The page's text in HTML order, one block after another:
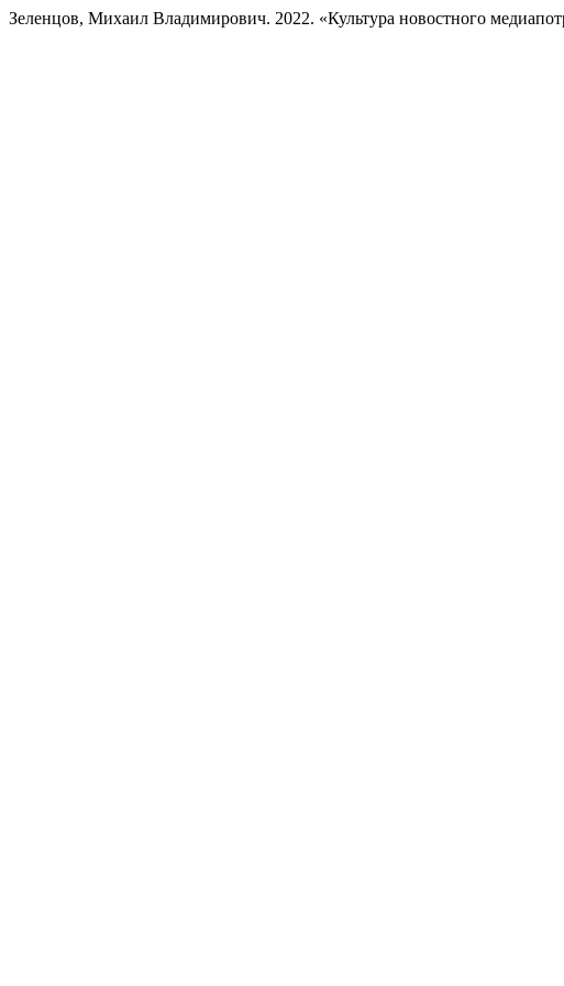
Зеленцов, Михаил Владимирович. 2022. «Культура новостного